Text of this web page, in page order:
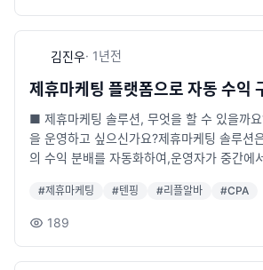
파트너스아마존 어필리에이트이미 수많은 대
고 있고, 효과가 검증된 시스템입니다.이제 우
플랫폼 지원!)✅ 임대몰 : 카페24, 워드프레
후이즈, 아임웹, 워드프레스 등 (다른 플랫폼
능!)사용 중인 쇼핑몰이 있다면, 바로 연동이
포함) 한 번 구매 후 추가 비용 없음!✅ 설치
원 : 30일 무료한 번만 투자하면 지속적으로
m/partners/ (ID: tests / PW: 1111)✅ 관
입 통계DB 수익금 책정 및 등급 차등 지급 가
커미션 정산📂 적용 업종 예시대출 · 보험 · 다
수집이 필요한 모든 업종 가능🖥 체험하기
seye.com/view_partner.html사용자 페이
111)http://v2cpa.sseye.com/partners/관
구매 안내비용: 80만원(VAT포함) – 독립형,
용설치: 무료A/S: 1개월 무상 지원📞 도입
@sseye.com
김진우· 1년전
제휴마케팅 플랫폼으로 자동 수익
■ 제휴마케팅 솔루션, 무엇을 할 수 있을까
을 운영하고 싶으신가요?제휴마케팅 솔루션
의 수익 분배를 자동화하여,운영자가 중간에
면 광고주와 마케터를 쉽게 모집하고,수익 정
계적으로 관리할 수 있습니다.■ 제휴마케팅
#제휴마케팅 #텐핑 #리플알바 #CPA
189